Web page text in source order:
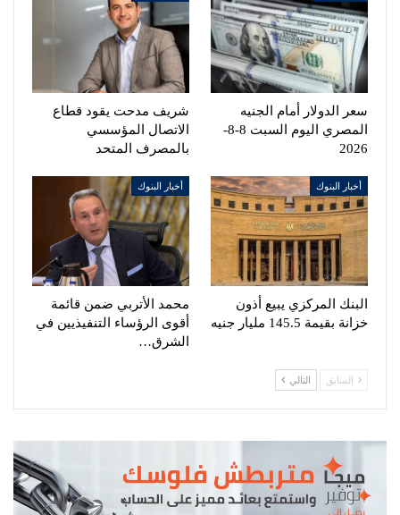
سعر الدولار أمام الجنيه
المصري اليوم السبت 8-8-
2026
شريف مدحت يقود قطاع
الاتصال المؤسسي
بالمصرف المتحد
أخبار البنوك
البنك المركزي يبيع أذون
خزانة بقيمة 145.5 مليار جنيه
أخبار البنوك
محمد الأتربي ضمن قائمة
أقوى الرؤساء التنفيذيين في
الشرق…
السابق التالي